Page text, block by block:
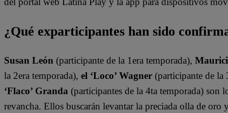
¿Qué exparticipantes han sido
Susan León (participante de la 1era temporada),
la 2era temporada), el ‘Loco’ Wagner (participante de la
‘Flaco’ Granda (participantes de la 4ta temporada) son
revancha. Ellos buscarán levantar la preciada olla de